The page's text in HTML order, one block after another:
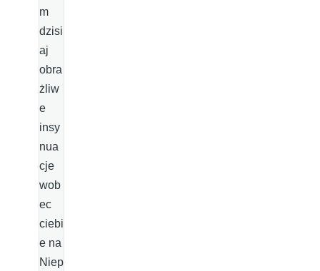
m
dzisi
aj
obra
żliw
e
insy
nua
cje
wob
ec
ciebi
e na
Niep